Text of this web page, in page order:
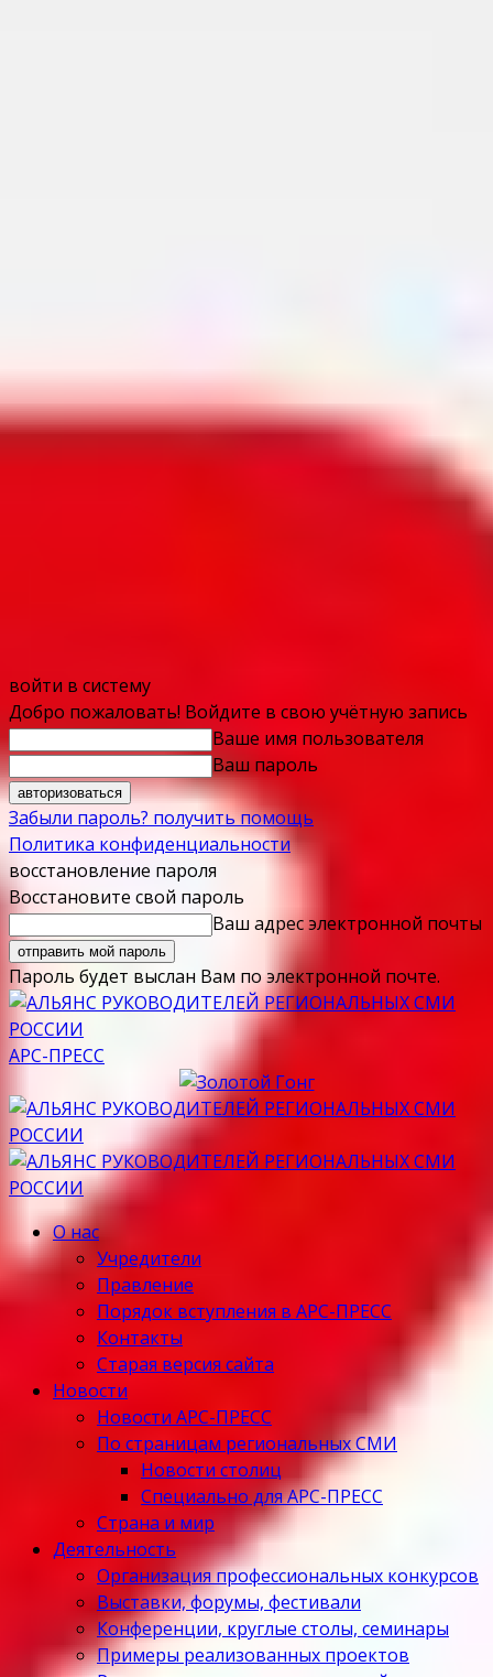
войти в систему
Добро пожаловать! Войдите в свою учётную запись
Ваше имя пользователя
Ваш пароль
Забыли пароль? получить помощь
Политика конфиденциальности
восстановление пароля
Восстановите свой пароль
Ваш адрес электронной почты
Пароль будет выслан Вам по электронной почте.
АРС-ПРЕСС
О нас
Учредители
Правление
Порядок вступления в АРС-ПРЕСС
Контакты
Старая версия сайта
Новости
Новости АРС-ПРЕСС
По страницам региональных СМИ
Новости столиц
Специально для АРС-ПРЕСС
Страна и мир
Деятельность
Организация профессиональных конкурсов
Выставки, форумы, фестивали
Конференции, круглые столы, семинары
Примеры реализованных проектов